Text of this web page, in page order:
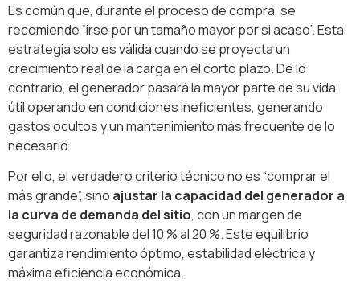
Es común que, durante el proceso de compra, se
recomiende “irse por un tamaño mayor por si acaso”. Esta
estrategia solo es válida cuando se proyecta un
crecimiento real de la carga en el corto plazo. De lo
contrario, el generador pasará la mayor parte de su vida
útil operando en condiciones ineficientes, generando
gastos ocultos y un mantenimiento más frecuente de lo
necesario.
Por ello, el verdadero criterio técnico no es “comprar el
más grande”, sino ajustar la capacidad del generador a
la curva de demanda del sitio, con un margen de
seguridad razonable del 10 % al 20 %. Este equilibrio
garantiza rendimiento óptimo, estabilidad eléctrica y
máxima eficiencia económica.